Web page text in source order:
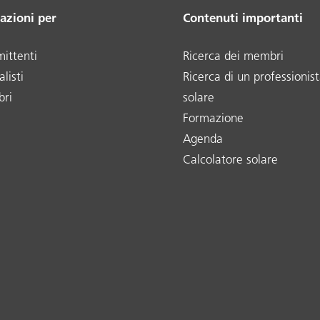
per Contenuti importanti
Ricerca dei membri
Ricerca di un
solare
Formazione
Agenda
Calcolatore solare